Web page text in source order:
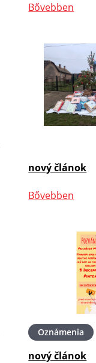
Bővebben
nový článok
Bővebben
Oznámenia
nový článok